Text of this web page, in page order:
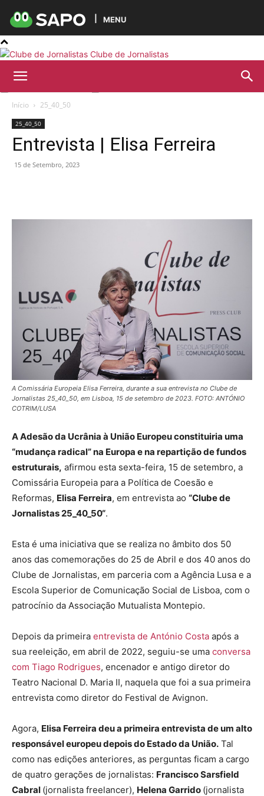
MENU
Clube de Jornalistas
Início 25_40_50
25_40_50
Entrevista | Elisa Ferreira
15 de Setembro, 2023
A Comissária Europeia Elisa Ferreira, durante a sua entrevista no Clube de
Jornalistas 25_40_50, em Lisboa, 15 de setembro de 2023. FOTO: ANTÓNIO
COTRIM/LUSA
A Adesão da Ucrânia à União Europeu constituiria uma
“mudança radical” na Europa e na repartição de fundos
estruturais, afirmou esta sexta-feira, 15 de setembro, a
Comissária Europeia para a Política de Coesão e
Reformas, Elisa Ferreira, em entrevista ao “Clube de
Jornalistas 25_40_50“.
Esta é uma iniciativa que se realiza no âmbito dos 50
anos das comemorações do 25 de Abril e dos 40 anos do
Clube de Jornalistas, em parceria com a Agência Lusa e a
Escola Superior de Comunicação Social de Lisboa, com o
patrocínio da Associação Mutualista Montepio.
Depois da primeira entrevista de António Costa após a
sua reeleição, em abril de 2022, seguiu-se uma conversa
com Tiago Rodrigues, encenador e antigo diretor do
Teatro Nacional D. Maria II, naquela que foi a sua primeira
entrevista como diretor do Festival de Avignon.
Agora, Elisa Ferreira deu a primeira entrevista de um alto
responsável europeu depois do Estado da União. Tal
como nas edições anteriores, as perguntas ficam a cargo
de quatro gerações de jornalistas: Francisco Sarsfield
Cabral (jornalista freelancer), Helena Garrido (jornalista